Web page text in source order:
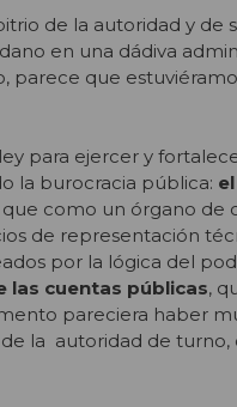
de la autoridad y de
en una dádiva
parece que
para ejercer y
la burocracia pública:
como un órgano de
de representación
por la lógica del
las cuentas públicas,
pareciera haber
la autoridad de turno,